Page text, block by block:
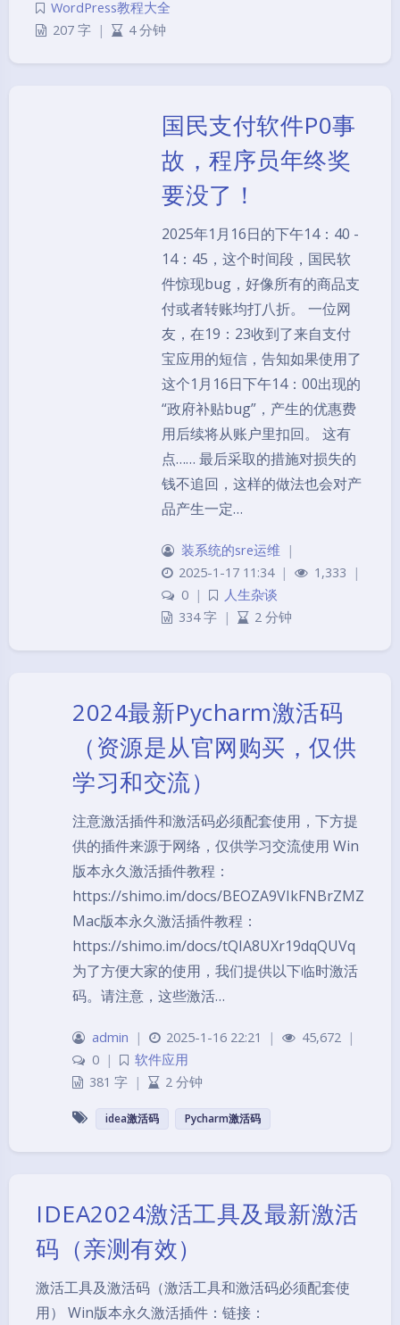
WordPress教程大全
207 字 | 4 分钟
国民支付软件P0事
故，程序员年终奖
要没了！
2025年1月16日的下午14：40 -
14：45，这个时间段，国民软
件惊现bug，好像所有的商品支
付或者转账均打八折。 一位网
友，在19：23收到了来自支付
宝应用的短信，告知如果使用了
这个1月16日下午14：00出现的
“政府补贴bug”，产生的优惠费
用后续将从账户里扣回。 这有
点…… 最后采取的措施对损失的
钱不追回，这样的做法也会对产
品产生一定…
装系统的sre运维
|
2025-1-17 11:34 | 1,333
|
0 |
人生杂谈
334 字 | 2 分钟
2024最新Pycharm激活码
（资源是从官网购买，仅供
学习和交流）
注意激活插件和激活码必须配套使用，下方提
供的插件来源于网络，仅供学习交流使用 Win
版本永久激活插件教程：
https://shimo.im/docs/BEOZA9VIkFNBrZMZ
Mac版本永久激活插件教程：
https://shimo.im/docs/tQIA8UXr19dqQUVq
为了方便大家的使用，我们提供以下临时激活
码。请注意，这些激活…
admin | 2025-1-16 22:21 | 45,672 |
0 |
软件应用
381 字 | 2 分钟
idea激活码 Pycharm激活码
IDEA2024激活工具及最新激活
码（亲测有效）
激活工具及激活码（激活工具和激活码必须配套使
用） Win版本永久激活插件：链接：